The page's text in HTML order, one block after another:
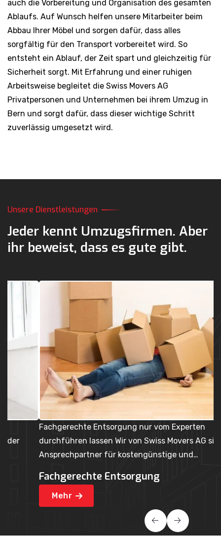
auch die Vorbereitung und Organisation des gesamten
Ablaufs. Auf Wunsch helfen unsere Mitarbeiter beim
Abbau Ihrer Möbel und sorgen dafür, dass alles
sorgfältig für den Transport vorbereitet wird. So
entsteht ein Ablauf, der Zeit spart und gleichzeitig für
Sicherheit sorgt. Mit Erfahrung und einer ruhigen
Arbeitsweise begleitet die Swiss Movers AG
Privatpersonen und Unternehmen bei ihrem Umzug in
Bern und sorgt dafür, dass dieser wichtige Schritt
zuverlässig umgesetzt wird.
Unsere Dienstleistungen
Jeder kennt Umzugsfirmen. Aber
ihr beweist, dass es gute gibt.
Fachgerechte Entsorgung nur vom Experten
durchführen lassen Wir von Swiss Movers AG sind der
Ansprechpartner für kostengünstige und…
Fachgerechte Entsorgung